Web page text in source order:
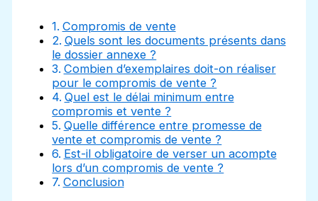
Compromis de vente
Quels sont les documents présents dans
le dossier annexe ?
Combien d’exemplaires doit-on réaliser
pour le compromis de vente ?
Quel est le délai minimum entre
compromis et vente ?
Quelle différence entre promesse de
vente et compromis de vente ?
Est-il obligatoire de verser un acompte
lors d’un compromis de vente ?
Conclusion